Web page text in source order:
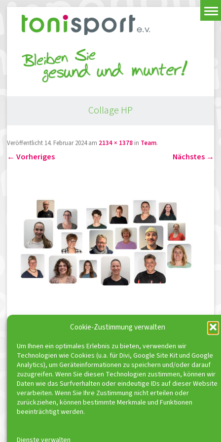
Cookie-Zustimmung verwalten
Um Ihnen ein optimales Erlebnis zu bieten, verwenden wir
Technologien wie Cookies (u.a. für Divi, Google Site Kit und Google
Analytics), um Geräteinformationen zu speichern und/oder darauf
zuzugreifen. Wenn Sie diesen Technologien zustimmen, können wir
Daten wie das Surfverhalten oder eindeutige IDs auf dieser Website
verarbeiten. Wenn Sie Ihre Zustimmung nicht erteilen oder
zurückziehen, können bestimmte Merkmale und Funktionen
beeinträchtigt werden.
Dienste verwalten
Collage HP
Veröffentlicht 14. Februar 2024am 2134 × 1378 in Team.
← Vorheriges Nächstes →
ToniSport e.V. ist Kooperationspartner von